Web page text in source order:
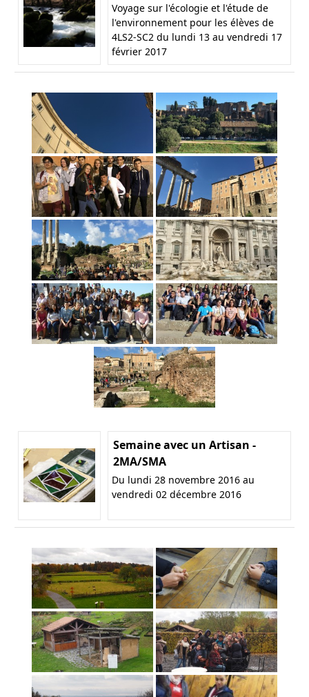
Voyage sur l'écologie et l'étude de
l'environnement pour les élèves de
4LS2-SC2 du lundi 13 au vendredi 17
février 2017
Semaine avec un Artisan -
2MA/SMA
Du lundi 28 novembre 2016 au
vendredi 02 décembre 2016